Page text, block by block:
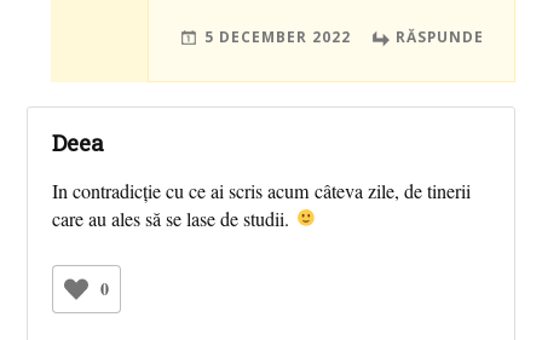
5 DECEMBER 2022 RĂSPUNDE
Deea
In contradicție cu ce ai scris acum câteva zile, de tinerii
care au ales să se lase de studii.
0